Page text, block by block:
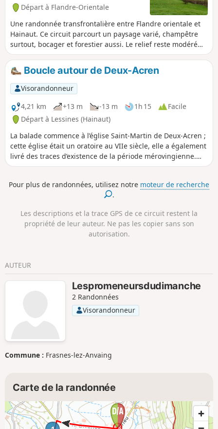
Départ à Flandre-Orientale
Une randonnée transfrontalière entre Flandre orientale et
Hainaut. Ce circuit parcourt un paysage varié, champêtre
surtout, bocager et forestier aussi. Le relief reste modéré
dans cette région bosselée.
Boucle autour de Deux-Acren
Visorandonneur
4,21 km
+13 m -13 m 1h 15
Facile
Départ à Lessines (Hainaut)
La balade commence à l’église Saint-Martin de Deux-Acren ;
cette église était un oratoire au VIIe siècle, elle a également
livré des traces d’existence de la période mérovingienne.
Deux-Acren est un village du Hainaut proche de la Dendre
fait depuis 1977 partie de la ville de Lessines.
Pour plus de randonnées, utilisez notre moteur de recherche
.
Les descriptions et la trace GPS de ce circuit restent la
propriété de leur auteur. Ne pas les copier sans son
autorisation.
AUTEUR
Lespromeneursdudimanche
2 Randonnées
Visorandonneur
Commune : Frasnes-lez-Anvaing
Carte de la randonnée